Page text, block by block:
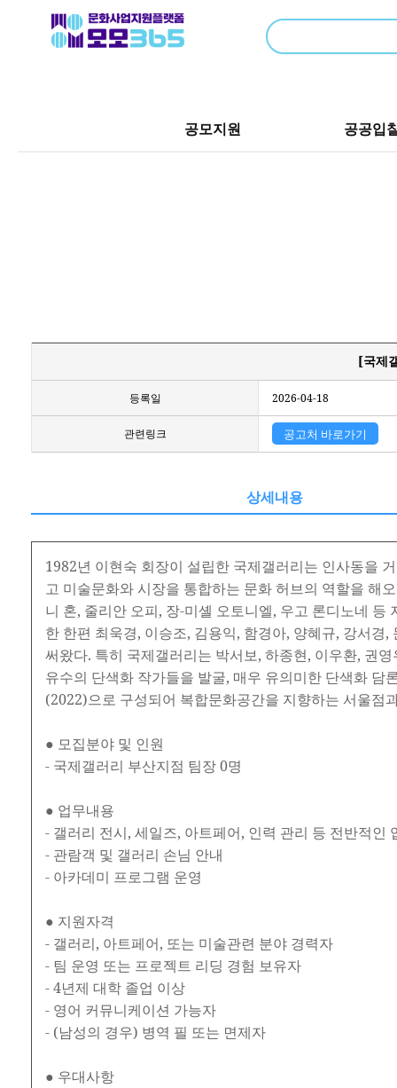
공모지원 공공입
[국제
등록일 2026-04-18
관련링크 공고처 바로가기
상세내용
1982년 이현숙 회장이 설립한 국제갤러리는 인사동을
고 미술문화와 시장을 통합하는 문화 허브의 역할을 해
니 혼, 줄리안 오피, 장-미셸 오토니엘, 우고 론디노네
한 한편 최욱경, 이승조, 김용익, 함경아, 양혜규, 강서
써왔다. 특히 국제갤러리는 박서보, 하종현, 이우환, 권
유수의 단색화 작가들을 발굴, 매우 유의미한 단색화
(2022)으로 구성되어 복합문화공간을 지향하는 서울점
● 모집분야 및 인원
- 국제갤러리 부산지점 팀장 0명
● 업무내용
- 갤러리 전시, 세일즈, 아트페어, 인력 관리 등 전반적인
- 관람객 및 갤러리 손님 안내
- 아카데미 프로그램 운영
● 지원자격
- 갤러리, 아트페어, 또는 미술관련 분야 경력자
- 팀 운영 또는 프로젝트 리딩 경험 보유자
- 4년제 대학 졸업 이상
- 영어 커뮤니케이션 가능자
- (남성의 경우) 병역 필 또는 면제자
● 우대사항